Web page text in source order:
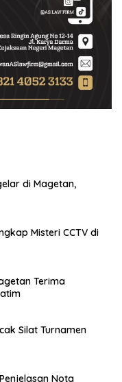
di Magetan,
Misteri CCTV di
Terima
Silat Turnamen
Nota